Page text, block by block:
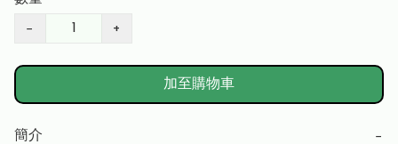
− +
加至購物車
簡介 −